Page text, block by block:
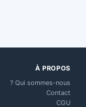
À PROPOS
Qui sommes-nous ?
Contact
CGU